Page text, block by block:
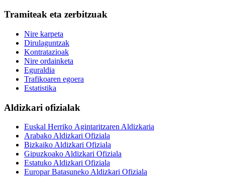
Tramiteak eta zerbitzuak
Nire karpeta
Dirulaguntzak
Kontratazioak
Nire ordainketa
Eguraldia
Trafikoaren egoera
Estatistika
Aldizkari ofizialak
Euskal Herriko Agintaritzaren Aldizkaria
Arabako Aldizkari Ofiziala
Bizkaiko Aldizkari Ofiziala
Gipuzkoako Aldizkari Ofiziala
Estatuko Aldizkari Ofiziala
Europar Batasuneko Aldizkari Ofiziala